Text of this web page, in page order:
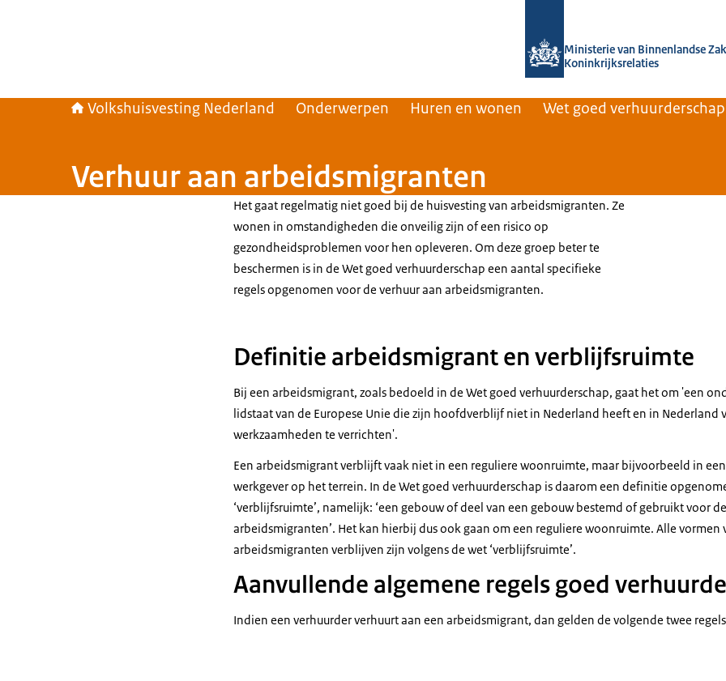
Ministerie van Binnenlandse
Koninkrijksrelaties
Volkshuisvesting Nederland Onderwerpen Huren en wonen Wet goed verhuurderschap
Verhuur aan arbeidsmigranten
Het gaat regelmatig niet goed bij de huisvesting van arbeidsmigranten. Ze
wonen in omstandigheden die onveilig zijn of een risico op
gezondheidsproblemen voor hen opleveren. Om deze groep beter te
beschermen is in de Wet goed verhuurderschap een aantal specifieke
regels opgenomen voor de verhuur aan arbeidsmigranten.
Definitie arbeidsmigrant en verblijfsruimte
Bij een arbeidsmigrant, zoals bedoeld in de Wet goed verhuurderschap, gaat het om 'een
lidstaat van de Europese Unie die zijn hoofdverblijf niet in Nederland heeft en in
werkzaamheden te verrichten'.
Een arbeidsmigrant verblijft vaak niet in een reguliere woonruimte, maar bijvoorbeeld in
werkgever op het terrein. In de Wet goed verhuurderschap is daarom een definitie
‘verblijfsruimte’, namelijk: ‘een gebouw of deel van een gebouw bestemd of gebruikt voor
arbeidsmigranten’. Het kan hierbij dus ook gaan om een reguliere woonruimte. Alle vormen
arbeidsmigranten verblijven zijn volgens de wet ‘verblijfsruimte’.
Aanvullende algemene regels goed
Indien een verhuurder verhuurt aan een arbeidsmigrant, dan gelden de volgende twee